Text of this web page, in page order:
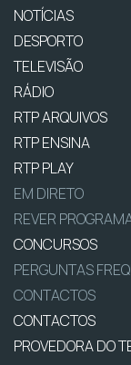
NOTÍCIAS
DESPORTO
TELEVISÃO
RÁDIO
RTP ARQUIVOS
RTP ENSINA
RTP PLAY
EM DIRETO
REVER
CONCURSOS
PERGUNTAS
CONTACTOS
CONTACTOS
PROVEDORA DO